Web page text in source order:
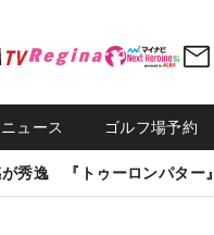
ュース ゴルフ場予約
秀逸 『トゥーロンパター』